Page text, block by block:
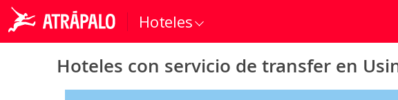
Hoteles
Hoteles con servicio de transfer en